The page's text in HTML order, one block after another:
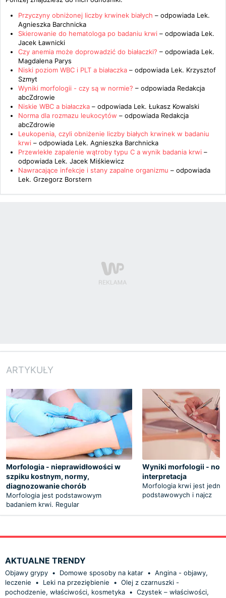
Przyczyny obniżonej liczby krwinek białych – odpowiada Lek.
Agnieszka Barchnicka
Skierowanie do hematologa po badaniu krwi – odpowiada Lek.
Jacek Ławnicki
Czy anemia może doprowadzić do białaczki? – odpowiada Lek.
Magdalena Parys
Niski poziom WBC i PLT a białaczka – odpowiada Lek. Krzysztof
Szmyt
Wyniki morfologii - czy są w normie? – odpowiada Redakcja
abcZdrowie
Niskie WBC a białaczka – odpowiada Lek. Łukasz Kowalski
Norma dla rozmazu leukocytów – odpowiada Redakcja
abcZdrowie
Leukopenia, czyli obniżenie liczby białych krwinek w badaniu
krwi – odpowiada Lek. Agnieszka Barchnicka
Przewlekłe zapalenie wątroby typu C a wynik badania krwi –
odpowiada Lek. Jacek Miśkiewicz
Nawracające infekcje i stany zapalne organizmu – odpowiada
Lek. Grzegorz Borstern
ARTYKUŁY
Morfologia - nieprawidłowości w
szpiku kostnym, normy,
diagnozowanie chorób
Morfologia jest podstawowym
badaniem krwi. Regular
Wyniki morfologii -
interpretacja
Morfologia krwi jest
podstawowych i najcz
AKTUALNE TRENDY
Objawy grypy • Domowe sposoby na katar • Angina - objawy,
leczenie
• Leki na przeziębienie • Olej z czarnuszki -
pochodzenie, właściwości, kosmetyka • Czystek – właściwości,